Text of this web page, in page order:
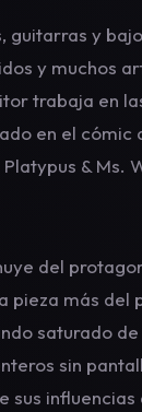
y
y muchos
trabaja en
en el cómic
& Ms.
del
pieza más
saturado
sin
sus